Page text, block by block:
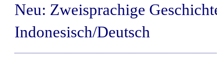
Neu: Zweisprachige
Indonesisch/Deutsch